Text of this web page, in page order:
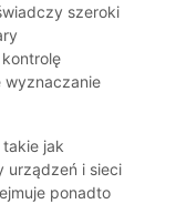
szeroki
wyznaczanie
jak
urządzeń i sieci
ponadto